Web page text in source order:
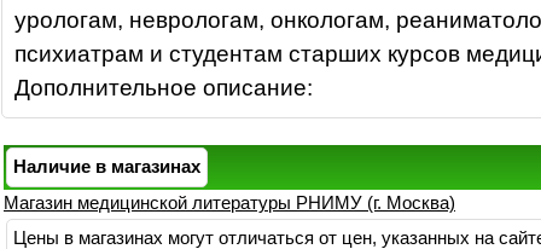
урологам, неврологам, онкологам,
психиатрам и студентам старших курсов
Дополнительное описание:
Наличие в магазинах
Магазин медицинской литературы РНИМУ (г. Москва)
Цены в магазинах могут отличаться от цен, указанных на